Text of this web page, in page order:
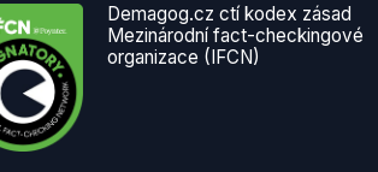
Demagog.cz ctí kodex zásad
Mezinárodní fact-checkingové
organizace (IFCN)